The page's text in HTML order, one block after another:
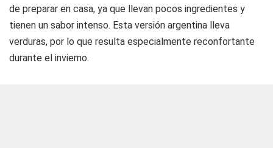
de preparar en casa, ya que llevan pocos ingredientes y
tienen un sabor intenso. Esta versión argentina lleva
verduras, por lo que resulta especialmente reconfortante
durante el invierno.